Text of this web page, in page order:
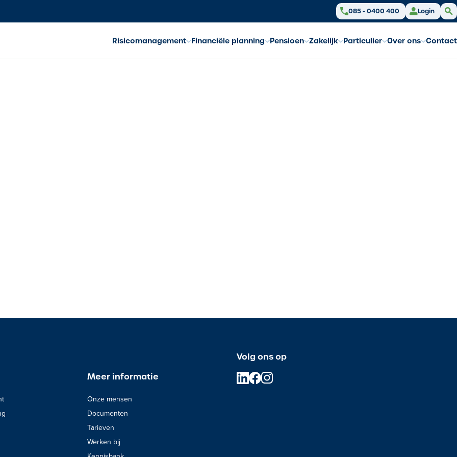
085 - 0400 400 Login
Risicomanagement Financiële planning Pensioen Zakelijk Particulier Over ons Contact
Meer informatie
Onze mensen
Documenten
Tarieven
Werken bij
Volg ons op